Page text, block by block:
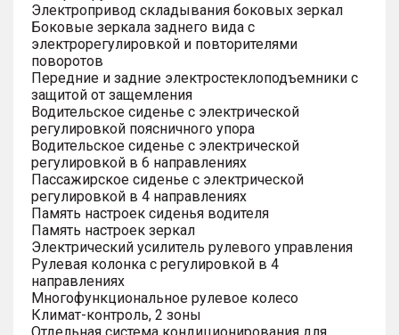
Электропривод складывания боковых зеркал
Боковые зеркала заднего вида с
электрорегулировкой и повторителями
поворотов
Передние и задние электростеклоподъемники с
защитой от защемления
Водительское сиденье с электрической
регулировкой поясничного упора
Водительское сиденье с электрической
регулировкой в 6 направлениях
Пассажирское сиденье с электрической
регулировкой в 4 направлениях
Память настроек сиденья водителя
Память настроек зеркал
Электрический усилитель рулевого управления
Рулевая колонка с регулировкой в 4
направлениях
Многофункциональное рулевое колесо
Климат-контроль, 2 зоны
Отдельная система кондиционирования для